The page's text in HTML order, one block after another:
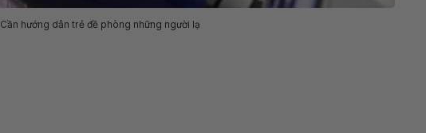
Cần hướng dẫn trẻ đề phòng những người lạ